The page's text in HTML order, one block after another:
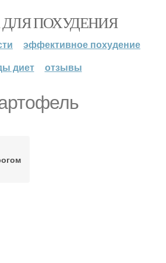
ПОХУДЕНИЯ
эффективное похудение
диет
отзывы